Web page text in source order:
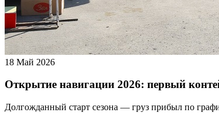
18 Май 2026
Открытие навигации 2026: первый
Долгожданный старт сезона — груз прибыл по